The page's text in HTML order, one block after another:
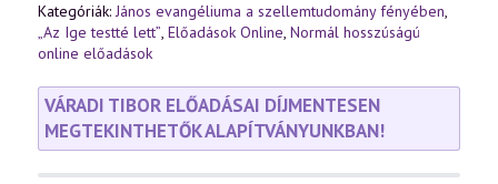
Kategóriák: János evangéliuma a szellemtudomány fényében,
„Az Ige testté lett”, Előadások Online, Normál hosszúságú
online előadások
VÁRADI TIBOR ELŐADÁSAI DÍJMENTESEN
MEGTEKINTHETŐK ALAPÍTVÁNYUNKBAN!